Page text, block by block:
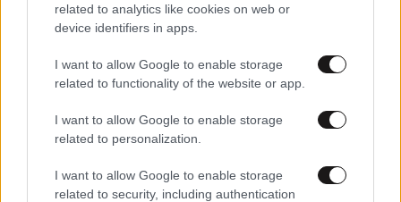
related to analytics like cookies on web or
device identifiers in apps.
I want to allow Google to enable storage
related to functionality of the website or app.
I want to allow Google to enable storage
related to personalization.
I want to allow Google to enable storage
related to security, including authentication
Διαβάστε και ακολουθήστε τους κανόνες σχολιασμού
ΠΡΟΣΘΗΚΗ
Τά νησιά μας πληρούν όλες τίς προϋποθέσεις γιά κάθε